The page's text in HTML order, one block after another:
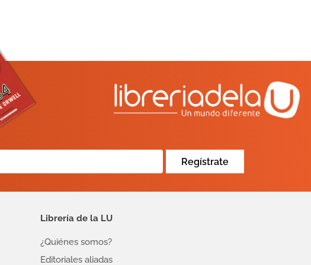
Regístrate
Librería de la LU
¿Quiénes somos?
Editoriales aliadas